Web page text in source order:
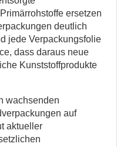
ersetzen
deutlich
jede Verpackungsfolie
dass daraus neue
Kunststoffprodukte
wachsenden
auf
aktueller